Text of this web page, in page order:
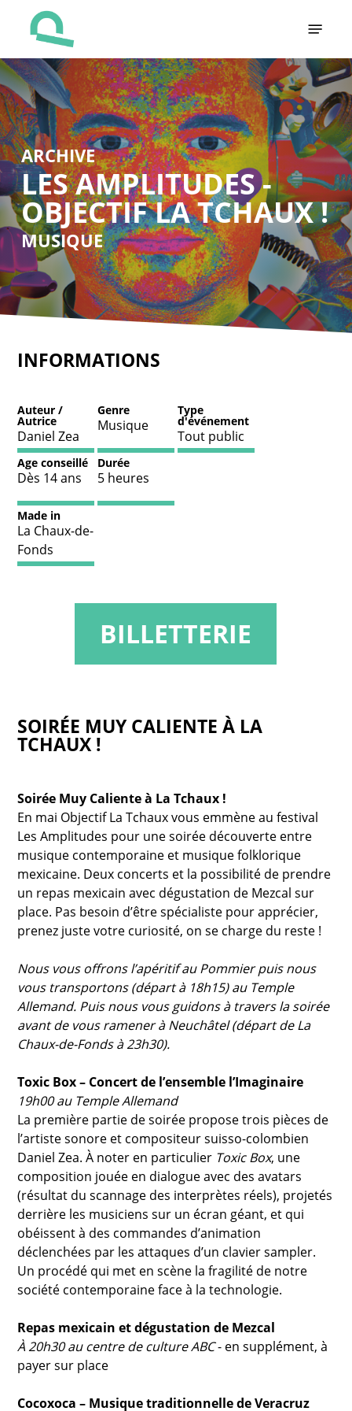
content
ARCHIVE
LES AMPLITUDES -
OBJECTIF LA TCHAUX !
MUSIQUE
INFORMATIONS
Auteur /
Autrice
Daniel Zea
Genre
Musique
Type
d'événement
Tout public
Age conseillé
Dès 14 ans
Durée
5 heures
Made in
La Chaux-de-
Fonds
BILLETTERIE
SOIRÉE MUY CALIENTE À LA
TCHAUX !
Soirée Muy Caliente à La Tchaux !
En mai Objectif La Tchaux vous emmène au festival
Les Amplitudes pour une soirée découverte entre
musique contemporaine et musique folklorique
mexicaine. Deux concerts et la possibilité de prendre
un repas mexicain avec dégustation de Mezcal sur
place. Pas besoin d’être spécialiste pour apprécier,
prenez juste votre curiosité, on se charge du reste !
Nous vous offrons l’apéritif au Pommier puis nous
vous transportons (départ à 18h15) au Temple
Allemand. Puis nous vous guidons à travers la soirée
avant de vous ramener à Neuchâtel (départ de La
Chaux-de-Fonds à 23h30).
Toxic Box – Concert de l’ensemble l’Imaginaire
19h00 au Temple Allemand
La première partie de soirée propose trois pièces de
l’artiste sonore et compositeur suisso-colombien
Daniel Zea. À noter en particulier Toxic Box, une
composition jouée en dialogue avec des avatars
(résultat du scannage des interprètes réels), projetés
derrière les musiciens sur un écran géant, et qui
obéissent à des commandes d’animation
déclenchées par les attaques d’un clavier sampler.
Un procédé qui met en scène la fragilité de notre
société contemporaine face à la technologie.
Repas mexicain et dégustation de Mezcal
À 20h30 au centre de culture ABC- en supplément, à
payer sur place
Cocoxoca – Musique traditionnelle de Veracruz